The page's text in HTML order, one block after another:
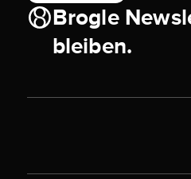
Brogle
bleiben.